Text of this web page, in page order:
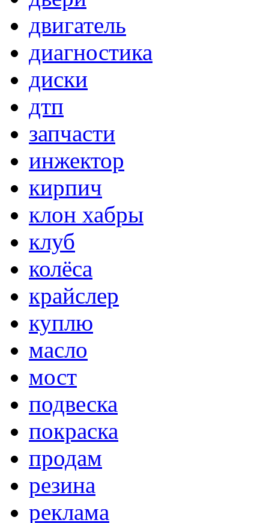
двигатель
диагностика
диски
дтп
запчасти
инжектор
кирпич
клон хабры
клуб
колёса
крайслер
куплю
масло
мост
подвеска
покраска
продам
резина
реклама